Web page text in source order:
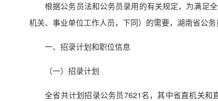
根据公务员法和公务员录用的有关规定，为满足
机关、事业单位工作人员，下同）的需要，湖南省公
一、招录计划和职位信息
（一）招录计划
全省共计划招录公务员7621名，其中省直机关